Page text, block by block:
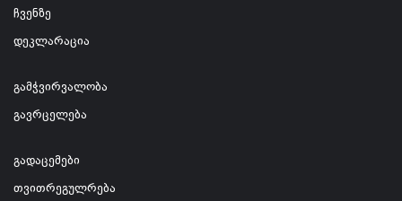
ჩვენზე
დეკლარაცია
გამჭვირვალობა
გავრცელება
გადაცემები
თვითრეგულრება